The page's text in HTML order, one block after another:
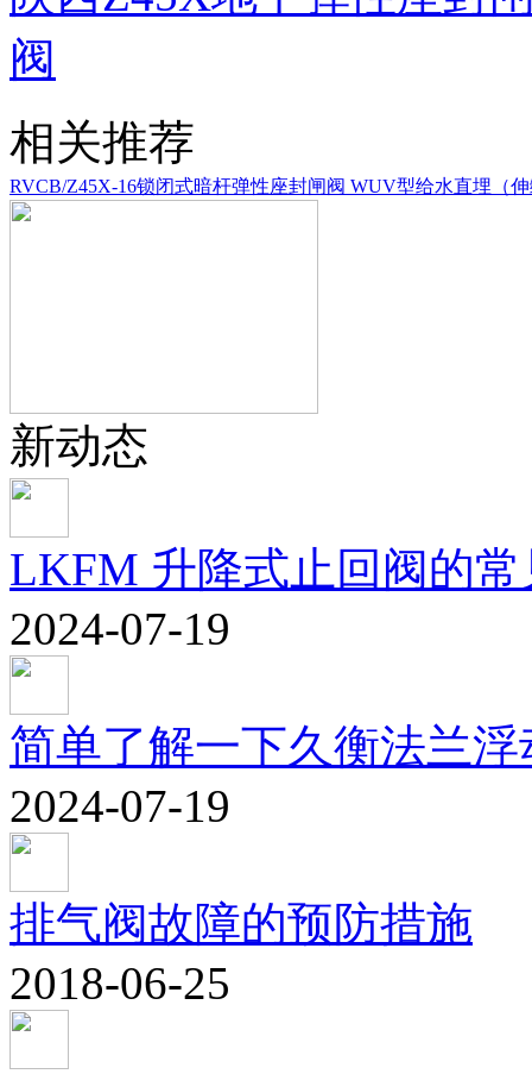
阀
相关推荐
RVCB/Z45X-16锁闭式暗杆弹性座封闸阀 WUV型给水直埋（
新动态
LKFM 升降式止回阀的
2024-07-19
简单了解一下久衡法兰
2024-07-19
排气阀故障的预防措施
2018-06-25